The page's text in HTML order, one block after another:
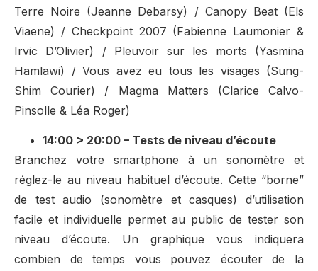
Terre Noire (Jeanne Debarsy) / Canopy Beat (Els
Viaene) / Checkpoint 2007 (Fabienne Laumonier &
Irvic D’Olivier) / Pleuvoir sur les morts (Yasmina
Hamlawi) / Vous avez eu tous les visages (Sung-
Shim Courier) / Magma Matters (Clarice Calvo-
Pinsolle & Léa Roger)
14:00 > 20:00 – Tests de niveau d’écoute
Branchez votre smartphone à un sonomètre et
réglez-le au niveau habituel d’écoute. Cette “borne”
de test audio (sonomètre et casques) d’utilisation
facile et individuelle permet au public de tester son
niveau d’écoute. Un graphique vous indiquera
combien de temps vous pouvez écouter de la